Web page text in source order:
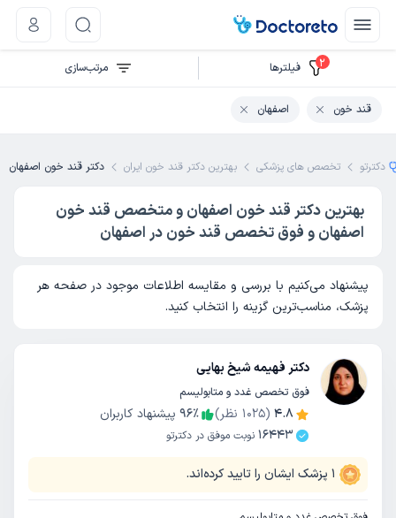
دکترتو تخصص های پزشکی بهترین دکتر قند خون ایران دکتر قند خون اصفهان
بهترین دکتر قند خون اصفهان و متخصص قند خون
اصفهان و فوق تخصص قند خون در اصفهان
پیشنهاد می‌کنیم با بررسی و مقایسه اطلاعات موجود در صفحه هر
پزشک، مناسب‌ترین گزینه را انتخاب کنید.
دکتر فهیمه شیخ بهایی
فوق تخصص غدد و متابولیسم
4.8
(
1025 نظر) 96٪
پیشنهاد کاربران
16443 نوبت موفق در دکترتو
1 پزشک ایشان را تایید کرده‌اند.
2 فیلتر‌ها مرتب‌سازی
قند خون اصفهان